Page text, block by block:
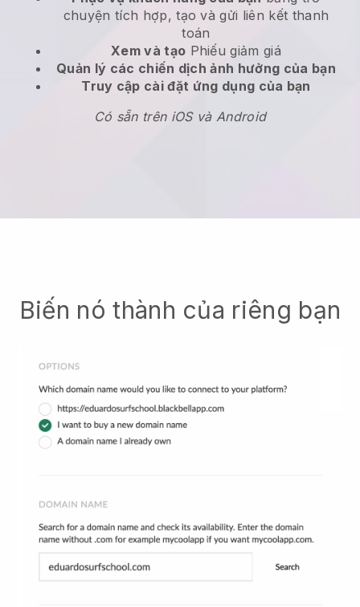
chuyện tích hợp, tạo và gửi liên kết thanh
toán
Xem và tạo Phiếu giảm giá
Quản lý các chiến dịch ảnh hưởng của bạn
Truy cập cài đặt ứng dụng của bạn
Có sẵn trên iOS và Android
Biến nó thành của riêng bạn